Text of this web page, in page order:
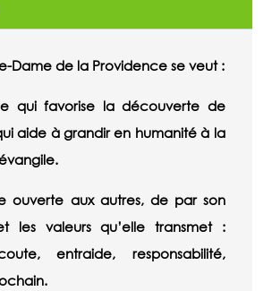
Dame de la Providence se veut :
qui favorise la découverte de
aide à grandir en humanité à la
ouverte aux autres, de par son
les valeurs qu’elle transmet :
entraide, responsabilité,